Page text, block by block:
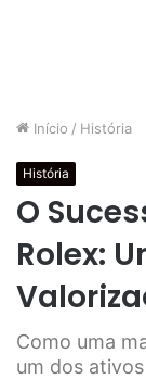
Início / História
História
O
Rolex:
Como uma
um dos